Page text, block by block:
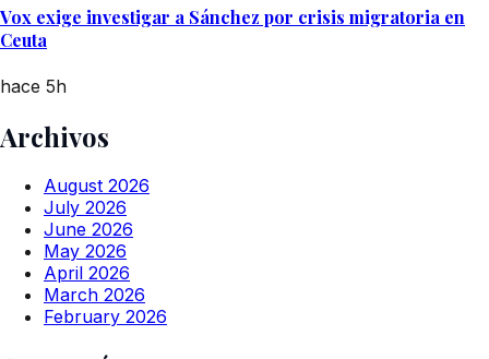
Vox exige investigar a Sánchez por crisis migratoria en
Ceuta
hace 5h
Archivos
August 2026
July 2026
June 2026
May 2026
April 2026
March 2026
February 2026